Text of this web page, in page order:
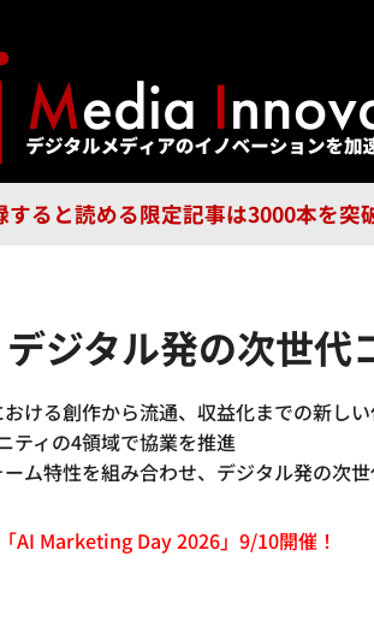
ると読める限定記事は3000本を突
広告 企業 特集
ジタル発の次世代
ける創作から流通、収益化までの新し
ティの4領域で協業を推進
ム特性を組み合わせ、デジタル発の次
AI Marketing Day 2026」9/10開催！